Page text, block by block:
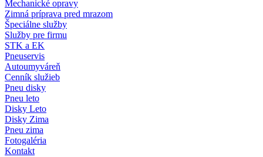
Mechanické opravy
Zimná príprava pred mrazom
Špeciálne služby
Služby pre firmu
STK a EK
Pneuservis
Autoumyváreň
Cenník služieb
Pneu disky
Pneu leto
Disky Leto
Disky Zima
Pneu zima
Fotogaléria
Kontakt